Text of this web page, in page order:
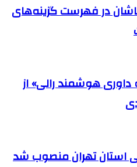
در فهرست گزینه‌های
داوری هوشمند رالی» از
استان تهران منصوب شد